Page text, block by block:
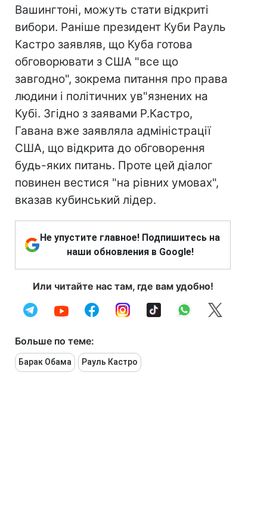
Вашингтоні, можуть стати відкриті
вибори. Раніше президент Куби Рауль
Кастро заявляв, що Куба готова
обговорювати з США "все що
завгодно", зокрема питання про права
людини і політичних ув"язнених на
Кубі. Згідно з заявами Р.Кастро,
Гавана вже заявляла адміністрації
США, що відкрита до обговорення
будь-яких питань. Проте цей діалог
повинен вестися "на рівних умовах",
вказав кубинський лідер.
Не упустите главное! Подпишитесь на
наши обновления в Google!
Или читайте нас там, где вам удобно!
Больше по теме:
Барак Обама Рауль Кастро